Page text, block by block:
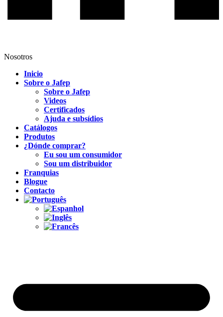
Nosotros
Inicio
Sobre o Jafep
Sobre o Jafep
Videos
Certificados
Ajuda e subsídios
Catálogos
Produtos
¿Dónde comprar?
Eu sou um consumidor
Sou um distribuidor
Franquias
Blogue
Contacto